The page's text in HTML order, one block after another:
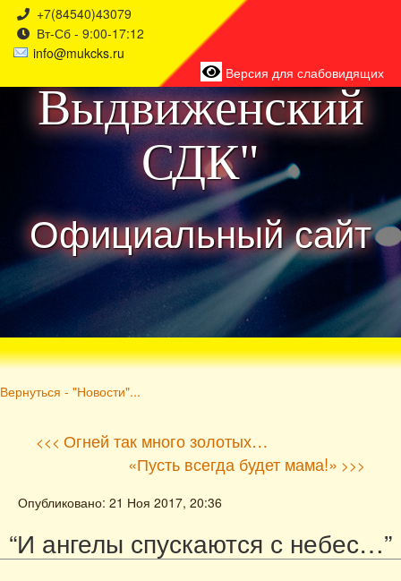
+7(84540)43079
Вт-Сб - 9:00-17:12
info@mukcks.ru
Версия для слабовидящих
района
Выдвиженский
СДК"
Официальный сайт
Вернуться - "Новости"...
<<< Огней так много золотых…
«Пусть всегда будет мама!» >>>
Опубликовано: 21 Ноя 2017, 20:36
“И ангелы спускаются с небес…”